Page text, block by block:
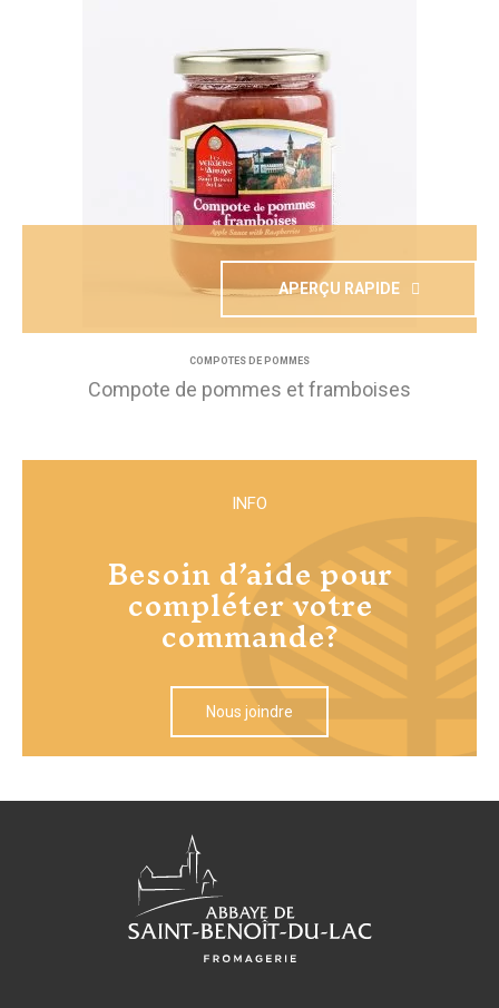
APERÇU RAPIDE
COMPOTES DE POMMES
Compote de pommes et framboises
INFO
Besoin d’aide pour
compléter votre
commande?
Nous joindre